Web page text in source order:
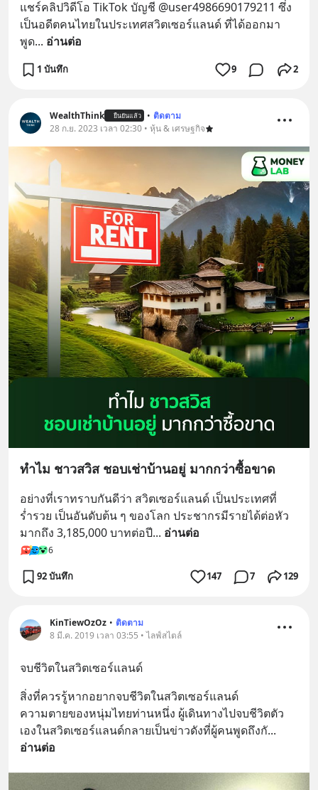
แชร์คลิปวิดีโอ TikTok บัญชี @user4986690179211 ซึ่ง
เป็นอดีตคนไทยในประเทศสวิตเซอร์แลนด์ ที่ได้ออกมา
พูด... อ่านต่อ
1 บันทึก 9 2
WealthThink ยืนยันแล้ว • ติดตาม
28 ก.ย. 2023 เวลา 02:30 • หุ้น & เศรษฐกิจ
ทำไม ชาวสวิส ชอบเช่าบ้านอยู่ มากกว่าซื้อขาด
อย่างที่เราทราบกันดีว่า สวิตเซอร์แลนด์ เป็นประเทศที่
ร่ำรวย เป็นอันดับต้น ๆ ของโลก ประชากรมีรายได้ต่อหัว
มากถึง 3,185,000 บาทต่อปี... อ่านต่อ
6
92 บันทึก 147 7 129
KinTiewOzOz • ติดตาม
8 มี.ค. 2019 เวลา 03:55 • ไลฟ์สไตล์
จบชีวิตในสวิตเซอร์แลนด์
สิ่งที่ควรรู้หากอยากจบชีวิตในสวิตเซอร์แลนด์
ความตายของหนุ่มไทยท่านหนึ่ง ผู้เดินทางไปจบชีวิตตัว
เองในสวิตเซอร์แลนด์กลายเป็นข่าวดังที่ผู้คนพูดถึงกั
อ่านต่อ